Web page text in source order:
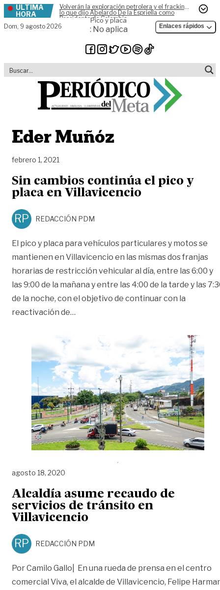
Skip to content
ÚLTIMA
HORA
Volverán la exploración petrolera y el fracking,
lo que dijo Abelardo De la Espriella como
Presidente de Colombia
Dom, 9 agosto 2026
Pico y placa
: No aplica Enlaces rápidos
Eder Muñóz
febrero 1, 2021
Sin cambios continúa el pico y
placa en Villavicencio
RP REDACCIÓN PDM
El pico y placa para vehículos particulares y motos se
mantienen en Villavicencio en las mismas dos franjas
horarias de restricción vehicular al día, entre las 6:00 y
las 9:00 de la mañana y entre las 4:00 de la tarde y las
de la noche, con el objetivo de continuar con la
reactivación de…
agosto 18, 2020
Alcaldía asume recaudo de
servicios de tránsito en
Villavicencio
RP REDACCIÓN PDM
Por Camilo Gallo| En una rueda de prensa en el centro
comercial Viva, el alcalde de Villavicencio, Felipe